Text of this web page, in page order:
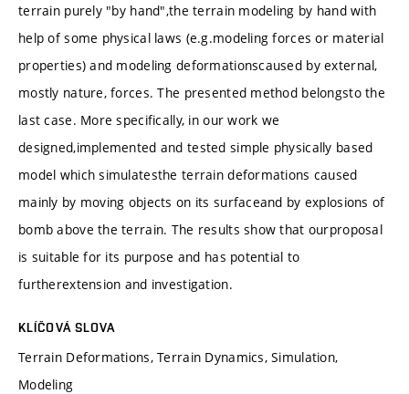
terrain purely "by hand",the terrain modeling by hand with
help of some physical laws (e.g.modeling forces or material
properties) and modeling deformationscaused by external,
mostly nature, forces. The presented method belongsto the
last case. More specifically, in our work we
designed,implemented and tested simple physically based
model which simulatesthe terrain deformations caused
mainly by moving objects on its surfaceand by explosions of
bomb above the terrain. The results show that ourproposal
is suitable for its purpose and has potential to
furtherextension and investigation.
KLÍČOVÁ SLOVA
Terrain Deformations, Terrain Dynamics, Simulation,
Modeling